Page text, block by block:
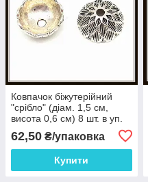
Ковпачок біжутерійний
"срібло" (діам. 1,5 см,
висота 0,6 см) 8 шт. в уп.
62,50 ₴/упаковка
Купити